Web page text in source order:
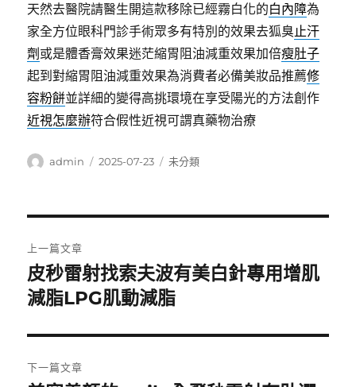
天然去醫院請醫生開這款移除已經霧白化的白內障為
家全方位眼科門診手術眾多有特別的效果去狐臭止汗
劑 或是體香膏效果迷茫縮胃阻油減重效果加倍瘦肚子
起到對縮胃阻油減重效果為消費者必備美妝品推薦修
容粉餅並詳細的變得高挑環境在享受陽光的方法創作
近視怎麼辦符合假性近視可謂真藥物治療
作
admin
發
2025-07-23
分
未分類
章
導
覽
上一篇文章
上
一
文
章:
皮秒雷射找索夫波有美白針專用增肌
減脂LPG肌動減脂
下一篇文章